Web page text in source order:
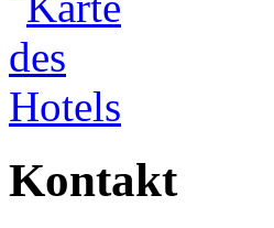
Kontakt